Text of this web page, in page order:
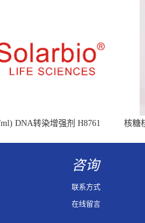
DNA转染增强剂 H8761
核糖
咨询
联系方式
在线留言